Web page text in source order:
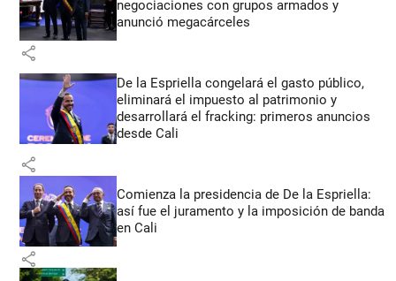
negociaciones con grupos armados y
anunció megacárceles
share
De la Espriella congelará el gasto público,
eliminará el impuesto al patrimonio y
desarrollará el fracking: primeros anuncios
desde Cali
share
Comienza la presidencia de De la Espriella:
así fue el juramento y la imposición de banda
en Cali
share